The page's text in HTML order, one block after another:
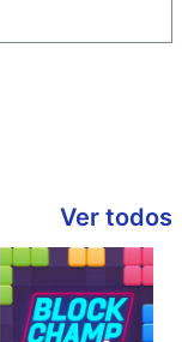
Ver todos